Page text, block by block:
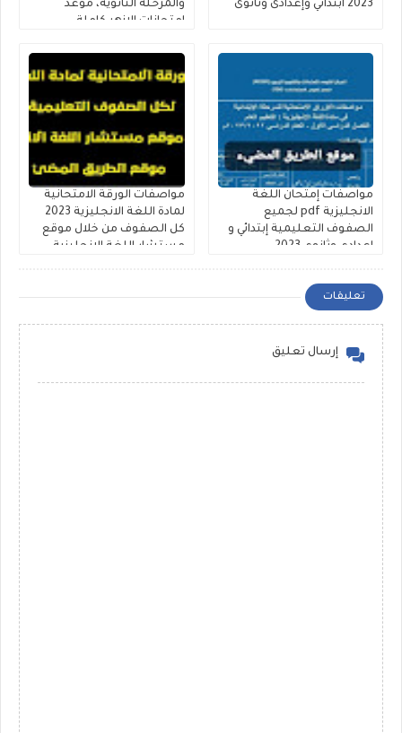
2023 ابتدائي وإعدادى وثانوى
والمرحلة الثانوية، موعد
امتحانات الازهر كاملة
مواصفات إمتحان اللغة
الانجليزية pdf لجميع
الصفوف التعليمية إبتدائي و
اعدادي وثانوي 2023
مواصفات الورقة الامتحانية
لمادة اللغة الانجليزية 2023
كل الصفوف من خلال موقع
مستشار اللغة الانجليزية
تعليقات
إرسال تعليق